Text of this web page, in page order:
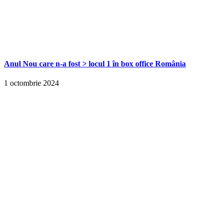
Anul Nou care n-a fost > locul 1 în box office România
1 octombrie 2024